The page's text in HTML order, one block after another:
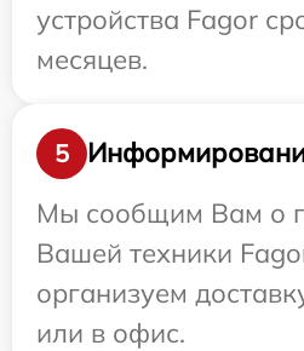
устройства Fagor
месяцев.
5
Мы сообщим Вам о
Вашей техники
организуем
или в офис.